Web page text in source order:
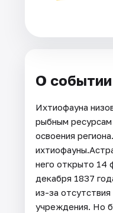
О событии
Ихтиофауна
рыбным ресурсам
освоения
него открыто 14
декабря 1837
из-за
учреждения. Но